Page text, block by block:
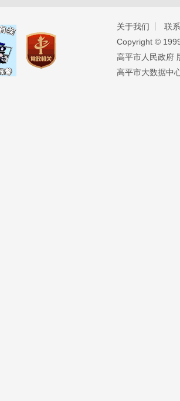
关于我们
联
Copyright ©️
高平市人民政府
高平市大数据